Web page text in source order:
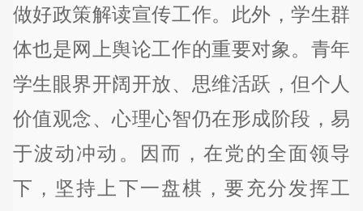
做好政策解读宣传工作。此外，学生群
体也是网上舆论工作的重要对象。青年
学生眼界开阔开放、思维活跃，但个人
价值观念、心理心智仍在形成阶段，易
于波动冲动。因而，在党的全面领导
下，坚持上下一盘棋，要充分发挥工